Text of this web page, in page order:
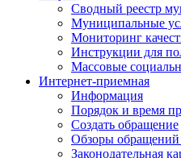
Сводный реестр
Муниципальные
Мониторинг
Инструкции для
Массовые
Интернет-приемная
Информация
Порядок и время
Создать обращение
Обзоры
Законодательная